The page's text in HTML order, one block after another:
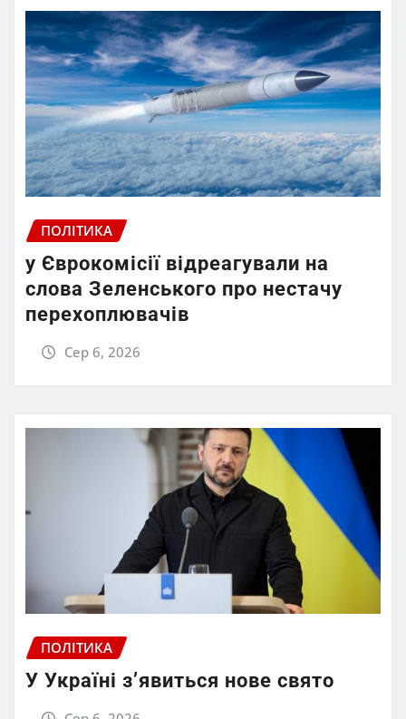
ПОЛІТИКА
у Єврокомісії відреагували на
слова Зеленського про нестачу
перехоплювачів
Сер 6, 2026
ПОЛІТИКА
У Україні з’явиться нове свято